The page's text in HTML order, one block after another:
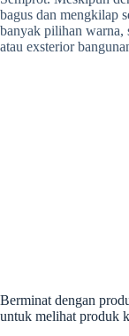
bagus dan mengkilap
banyak pilihan warna,
atau exsterior
Berminat dengan
untuk melihat produk